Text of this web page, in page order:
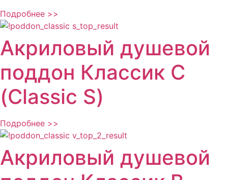
Подробнее >>
Акриловый душевой
поддон Классик С
(Classic S)
Подробнее >>
Акриловый душевой